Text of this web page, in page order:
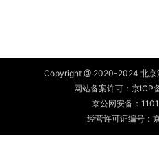
Copyright @ 2020-2024 北京
网站备案许可： 京ICP
京公网安备：
经营许可证编号：